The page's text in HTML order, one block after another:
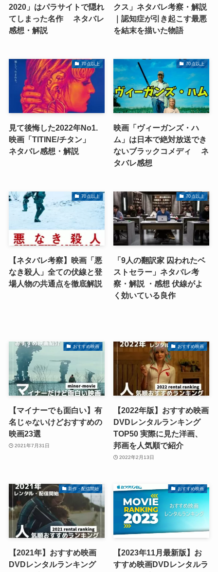
2020」はパラサイトで隠れ
てしまった名作 ネタバレ
感想・解説
クス」ネタバレ考察・解説
｜認知症が引き起こす最悪
を結末を描いた物語
70点以上
見て後悔した2022年No1.
映画「TITINE/チタン」
ネタバレ感想・解説
70点以上
映画「ヴィーガンズ・ハ
ム」は日本で絶対放送でき
ないブラックコメディ ネ
タバレ感想
70点以上
【ネタバレ考察】映画「悪
なき殺人」全ての伏線と登
場人物の共通点を徹底解説
70点以上
「9人の翻訳家 囚われたベ
ストセラー」ネタバレ考
察・解説 ・感想 伏線がよ
く効いている良作
おすすめ映画
【マイナーでも面白い】有
名じゃないけどおすすめの
映画23選
2021年7月31日
おすすめ映画
【2022年版】おすすめ映画
DVDレンタルランキング
TOP50 実際に見た洋画、
邦画を人気順で紹介
2022年2月13日
新作・配信開始
【2021年】おすすめ映画
DVDレンタルランキング
おすすめ映画
【2023年11月最新版】お
すすめ映画DVDレンタルラ